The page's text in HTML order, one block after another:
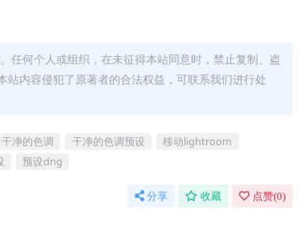
任何个人或组织，在未征得本站同意时，禁止复制、盗
内容侵犯了原著者的合法权益，可联系我们进行处
干净的色调 干净的色调预设
移动lightroom
预设dng
分享 收藏 点赞(0)